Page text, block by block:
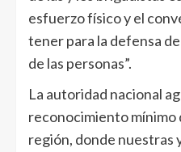
esfuerzo físico y el
tener para la defensa
de las personas”.
La autoridad nacional
reconocimiento mínimo
región, donde nuestras